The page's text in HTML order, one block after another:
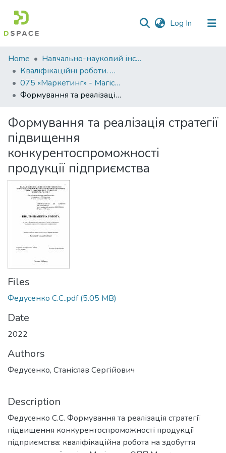
Log In (current)
Communities
&
Collections
All of DSpace
Statistics
Home
Навчально-науковий інститут економіки, управління, права та інформаційних технологій
Кваліфікаційні роботи. ННІ економіки, управління, права та ІТ
075 «Маркетинг» - Магістри 2022-2023
Формування та реалізація стратегії підвищення конкурентоспроможності продукції підприємства
Формування та реалізація стратегії
підвищення
конкурентоспроможності
продукції підприємства
Files
Федусенко С.С..pdf(5.05 MB)
Date
2022
Authors
Федусенко, Станіслав Сергійович
Description
Федусенко С.С. Формування та реалізація стратегії
підвищення конкурентоспроможності продукції
підприємства: кваліфікаційна робота на здобуття